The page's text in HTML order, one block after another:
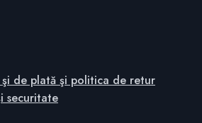
de plată şi politica de retur
securitate